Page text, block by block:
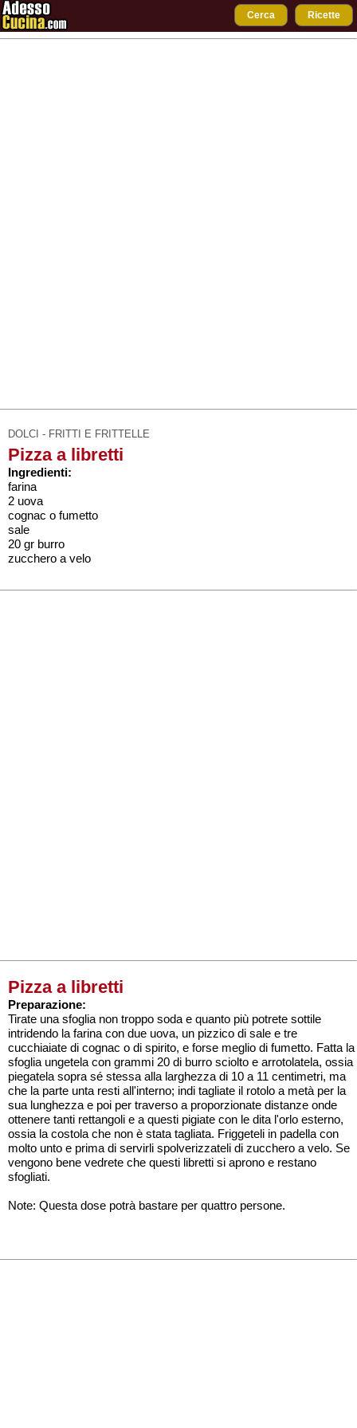
Cerca Ricette
DOLCI - FRITTI E FRITTELLE
Pizza a libretti
Ingredienti:
farina
2 uova
cognac o fumetto
sale
20 gr burro
zucchero a velo
Pizza a libretti
Preparazione:
Tirate una sfoglia non troppo soda e quanto più potrete sottile
intridendo la farina con due uova, un pizzico di sale e tre
cucchiaiate di cognac o di spirito, e forse meglio di fumetto. Fatta la
sfoglia ungetela con grammi 20 di burro sciolto e arrotolatela, ossia
piegatela sopra sé stessa alla larghezza di 10 a 11 centimetri, ma
che la parte unta resti all'interno; indi tagliate il rotolo a metà per la
sua lunghezza e poi per traverso a proporzionate distanze onde
ottenere tanti rettangoli e a questi pigiate con le dita l'orlo esterno,
ossia la costola che non è stata tagliata. Friggeteli in padella con
molto unto e prima di servirli spolverizzateli di zucchero a velo. Se
vengono bene vedrete che questi libretti si aprono e restano
sfogliati.
Note: Questa dose potrà bastare per quattro persone.